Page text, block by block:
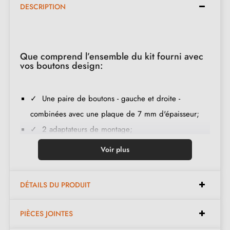
DESCRIPTION
Que comprend l’ensemble du kit fourni avec
vos boutons design:
✓ Une paire de boutons - gauche et droite -
combinées avec une plaque de 7 mm d'épaisseur;
✓ 2 adaptateurs de montage;
✓ 1 tige carrée de 8mm et de 7mm de diamètre
✓ 2 vis traversantes M4; (pour fixer les adaptateurs à
✓ 2 vis et une clé Allen de 3 mm (pour fixer les
✓ Jeu de vis à bois
Voir plus
DÉTAILS DU PRODUIT
PIÈCES JOINTES